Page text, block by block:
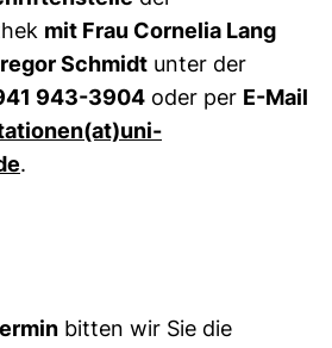
mit Frau Cornelia Lang
Schmidt unter der
943-3904 oder per E-Mail
.
bitten wir Sie die